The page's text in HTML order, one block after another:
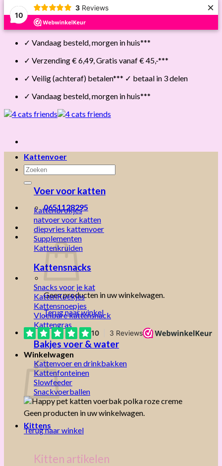
10
3 Reviews ×
Skip
✓ Vandaag besteld, morgen in huis***
✓ Verzending € 6,49, Gratis vanaf € 45,-***
✓ Veilig (achteraf) betalen*** ✓ betaal in 3 delen
✓ Vandaag besteld, morgen in huis***
Zoeken
naar:
0651128295
Geen producten in uw winkelwagen.
Terug naar winkel
Winkelwagen
Geen producten in uw winkelwagen.
Terug naar winkel
Kattenvoer
Voer voor katten
kattenbrokjes
natvoer voor katten
diepvries kattenvoer
Supplementen
Kattenkruiden
Kattensnacks
Snacks voor je kat
KattenKoekjes
Kattensnoepjes
Vloeibare kattensnack
Kattengras
Bakjes voer & water
Kattenvoer en drinkbakken
Kattenfonteinen
Slowfeeder
Snackvoerballen
Kittens
Kitten artikelen